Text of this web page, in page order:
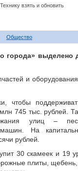
Технику взять и обновить
Общество
города» выделено
и
чтобы
745 тыс. рублей.
улиц –
На
рублей.
30 скамеек и
плиты,